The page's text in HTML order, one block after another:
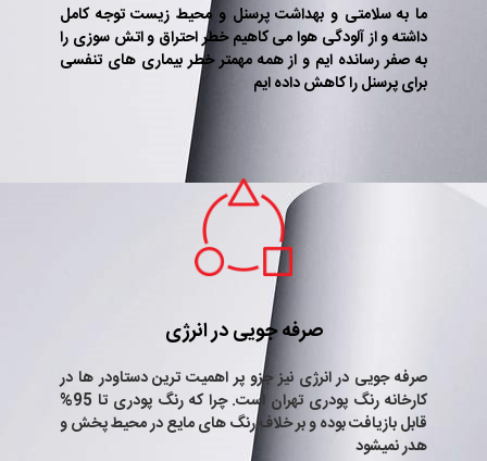
ما به سلامتی و بهداشت پرسنل و محیط زیست توجه کامل
داشته و از آلودگی هوا می کاهیم خطر احتراق و اتش سوزی را
به صفر رسانده ایم و از همه مهمتر خطر بیماری های تنفسی
برای پرسنل را کاهش داده ایم
صرفه جویی در انرژی
صرفه جویی در انرژی نیز جزو پر اهمیت ترین دستاودر ها در
کارخانه رنگ پودری تهران است. چرا که رنگ پودری تا 95%
قابل بازیافت بوده و بر خلاف رنگ های مایع در محیط پخش و
هدر نمیشود